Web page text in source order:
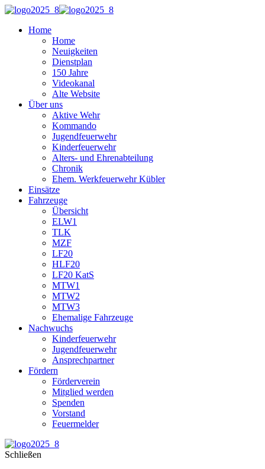
Home
Home
Neuigkeiten
Dienstplan
150 Jahre
Videokanal
Alte Website
Über uns
Aktive Wehr
Kommando
Jugendfeuerwehr
Kinderfeuerwehr
Alters- und Ehrenabteilung
Chronik
Ehem. Werkfeuerwehr Kübler
Einsätze
Fahrzeuge
Übersicht
ELW1
TLK
MZF
LF20
HLF20
LF20 KatS
MTW1
MTW2
MTW3
Ehemalige Fahrzeuge
Nachwuchs
Kinderfeuerwehr
Jugendfeuerwehr
Ansprechpartner
Fördern
Förderverein
Mitglied werden
Spenden
Vorstand
Feuermelder
Schließen